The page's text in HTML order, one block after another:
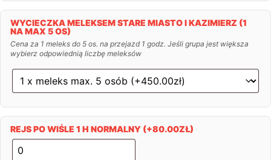
WYCIECZKA MELEKSEM STARE MIASTO I KAZIMIERZ (1
NA MAX 5 OS)
Cena za 1 meleks do 5 os. na przejazd 1 godz. Jeśli grupa jest większa
wybierz odpowiednią liczbę meleksów
REJS PO WIŚLE 1 H NORMALNY (+80.00ZŁ)